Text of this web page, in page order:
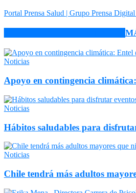
Portal Prensa Salud | Grupo Prensa
Noticias
Apoyo en contingencia
Noticias
Hábitos saludables para
Noticias
Chile tendrá más adultos